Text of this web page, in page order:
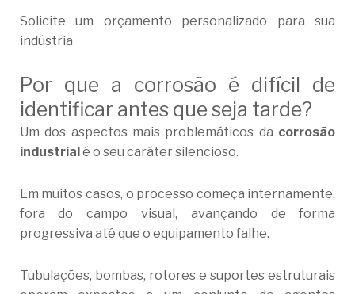
Solicite um orçamento personalizado para sua
indústria
Por que a corrosão é difícil de
identificar antes que seja tarde?
Um dos aspectos mais problemáticos da corrosão
industrialé o seu caráter silencioso.
Em muitos casos, o processo começa internamente,
fora do campo visual, avançando de forma
progressiva até que o equipamento falhe.
Tubulações, bombas, rotores e suportes estruturais